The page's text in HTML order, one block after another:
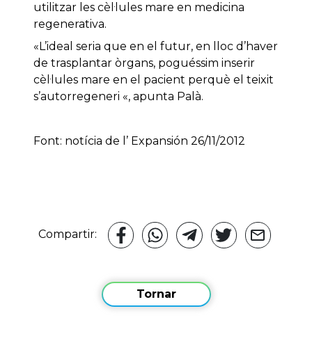
utilitzar les cèl·lules mare en medicina
regenerativa.
«L’ideal seria que en el futur, en lloc d’haver
de trasplantar òrgans, poguéssim inserir
cèl·lules mare en el pacient perquè el teixit
s’autorregeneri «, apunta Palà.
Font: notícia de l’ Expansión 26/11/2012
Compartir:
Tornar